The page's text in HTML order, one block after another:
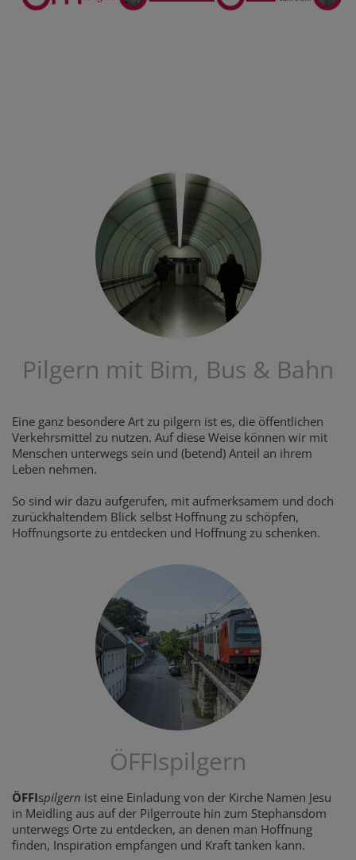
Pilgern mit Bim, Bus & Bahn
Eine ganz besondere Art zu pilgern ist es, die öffentlichen
Verkehrsmittel zu nutzen. Auf diese Weise können wir mit
Menschen unterwegs sein und (betend) Anteil an ihrem
Leben nehmen.
So sind wir dazu aufgerufen, mit aufmerksamem und doch
zurückhaltendem Blick selbst Hoffnung zu schöpfen,
Hoffnungsorte zu entdecken und Hoffnung zu schenken.
ÖFFIspilgern
ÖFFIspilgern ist eine Einladung von der Kirche Namen Jesu
in Meidling aus auf der Pilgerroute hin zum Stephansdom
unterwegs Orte zu entdecken, an denen man Hoffnung
finden, Inspiration empfangen und Kraft tanken kann.